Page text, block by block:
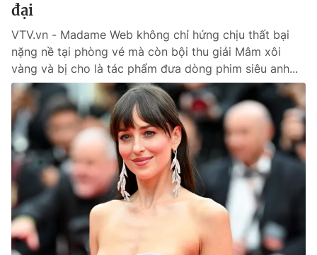
Pháp luật
Y tế
Thế giới
Tin tức
Thế giới đó đây
Câu chuyện quốc tế
Kinh tế
Tài chính
Thị trường
Dữ liệu và đời sống
đại
VTV.vn - Madame Web không chỉ hứng chịu thất bại
nặng nề tại phòng vé mà còn bội thu giải Mâm xôi
vàng và bị cho là tác phẩm đưa dòng phim siêu anh...